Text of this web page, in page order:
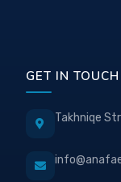
GET IN TOUCH
Takhniqe